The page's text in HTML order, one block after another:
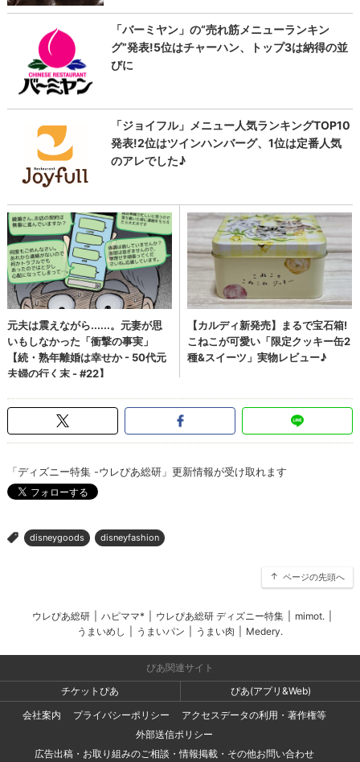
「ディズニー特集 -ウレぴあ総研」更新情報が受け取れます
> disneygoods disneyfashion
ページの先頭へ
ウレぴあ総研 ハピママ* ウレぴあ総研 ディズニー特集 mimot.
うまいめし
うまいパン うまい肉 Medery.
ぴあ関連サイト
チケットぴあ
ぴあ(アプリ&Web)
会社案内
プライバシーポリシー
アクセスデータの利用・著作権等
外部送信ポリシー
広告出稿・お取り組みのご相談・情報掲載・その他お問い合わせ